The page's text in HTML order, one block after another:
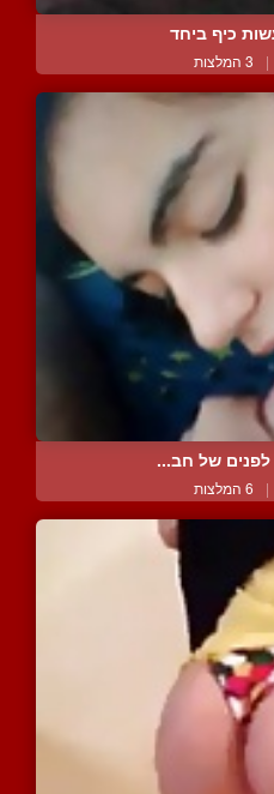
כיף ביחד
| 3 המלצות
לפנים של חב...
| 6 המלצות